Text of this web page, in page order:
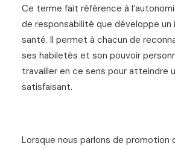
Ce terme fait référence à
de responsabilité que développe un
santé. Il permet à chacun de
ses habiletés et son pouvoir
travailler en ce sens pour atteindre
satisfaisant.
Lorsque nous parlons de promotion